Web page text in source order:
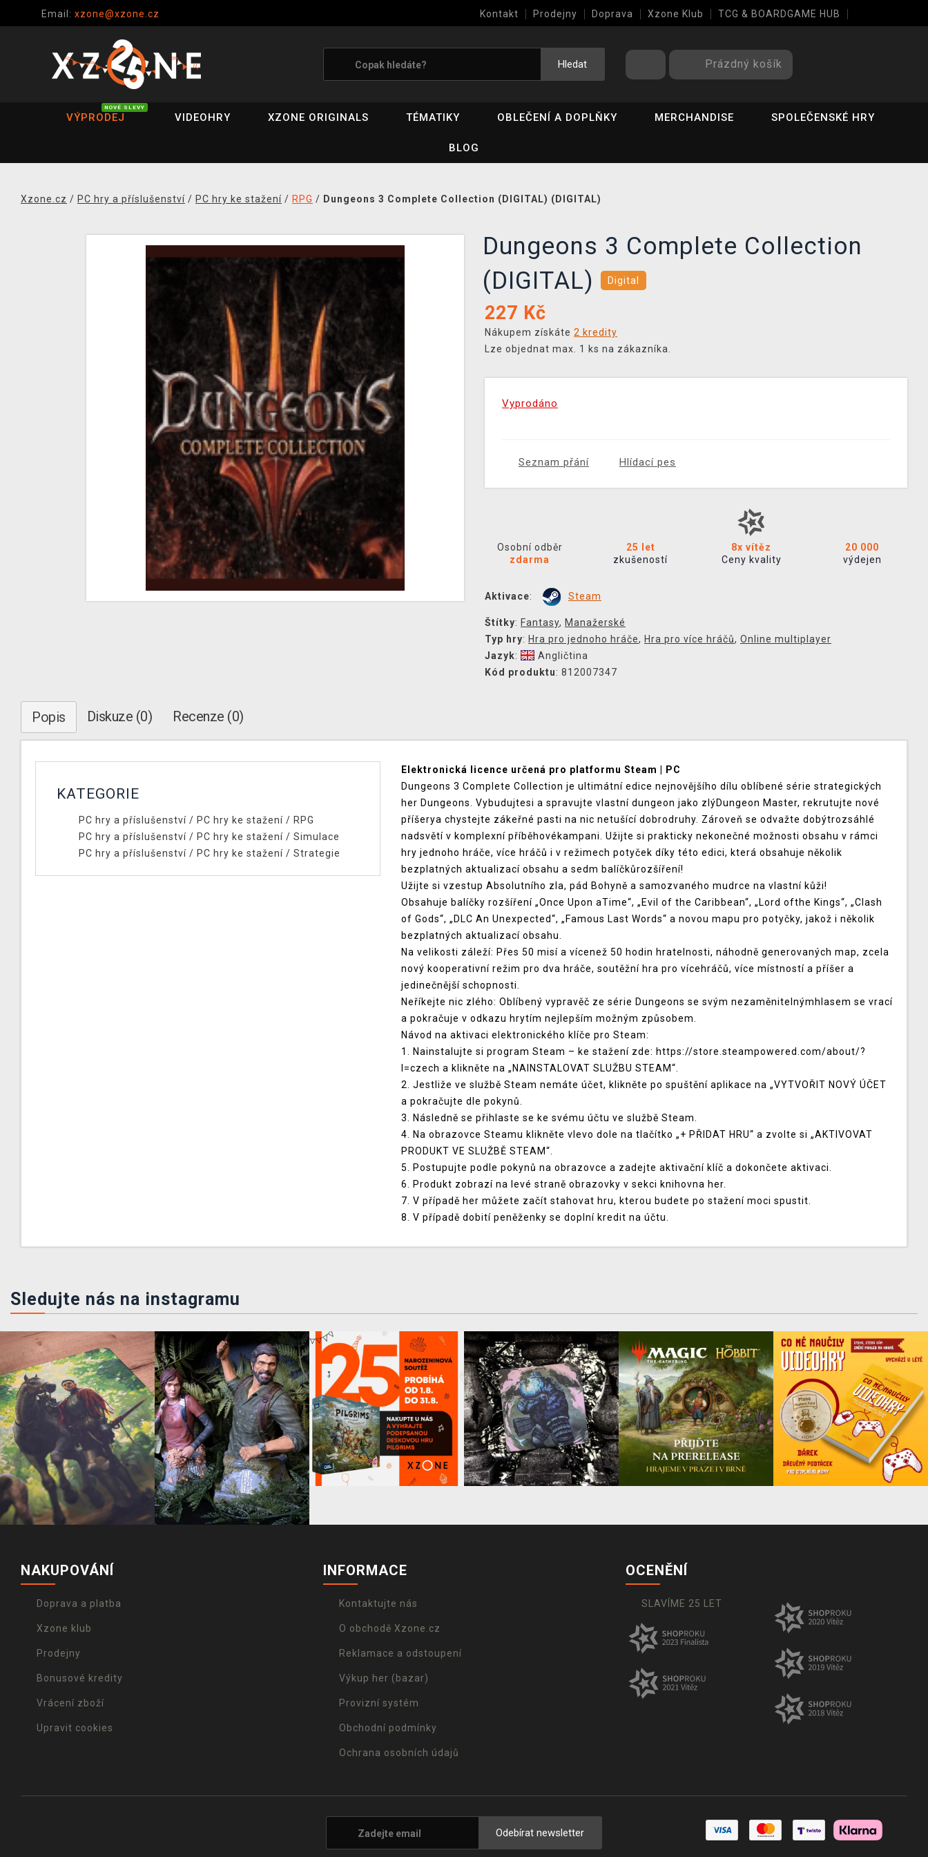
Email: xzone@xzone.cz Kontakt Prodejny Doprava Xzone Klub TCG & BOARDGAME HUB
Hledat Prázdný košík
VÝPRODEJ
NOVÉ SLEVY
VIDEOHRY XZONE ORIGINALS TÉMATIKY OBLEČENÍ A DOPLŇKY MERCHANDISE SPOLEČENSKÉ HRY
BLOG
Xzone.cz / PC hry a příslušenství / PC hry ke stažení / RPG / Dungeons 3 Complete Collection (DIGITAL) (DIGITAL)
Dungeons 3 Complete Collection
(DIGITAL)
Digital
227 Kč
Nákupem získáte 2 kredity
Lze objednat max. 1 ks na zákazníka.
Vyprodáno
Seznam přání Hlídací pes
Osobní odběr
zdarma
25 let
zkušeností
8x vítěz
Ceny kvality
20 000
výdejen
Aktivace: Steam
Štítky: Fantasy, Manažerské
Typ hry: Hra pro jednoho hráče, Hra pro více hráčů, Online multiplayer
Jazyk:
Angličtina
Kód produktu: 812007347
Popis Diskuze (0) Recenze (0)
KATEGORIE
PC hry a příslušenství/ PC hry ke stažení/ RPG
PC hry a příslušenství/ PC hry ke stažení/ Simulace
PC hry a příslušenství/ PC hry ke stažení/ Strategie
Elektronická licence určená pro platformu Steam | PC
Dungeons 3 Complete Collection je ultimátní edice nejnovějšího dílu oblíbené série strategických
her Dungeons. Vybudujtesi a spravujte vlastní dungeon jako zlýDungeon Master, rekrutujte nové
příšerya chystejte zákeřné pasti na nic netušící dobrodruhy. Zároveň se odvažte dobýtrozsáhlé
nadsvětí v komplexní příběhovékampani. Užijte si prakticky nekonečné možnosti obsahu v rámci
hry jednoho hráče, více hráčů i v režimech potyček díky této edici, která obsahuje několik
bezplatných aktualizací obsahu a sedm balíčkůrozšíření!
Užijte si vzestup Absolutního zla, pád Bohyně a samozvaného mudrce na vlastní kůži!
Obsahuje balíčky rozšíření „Once Upon aTime“, „Evil of the Caribbean“, „Lord ofthe Kings“, „Clash
of Gods“, „DLC An Unexpected“, „Famous Last Words“ a novou mapu pro potyčky, jakož i několik
bezplatných aktualizací obsahu.
Na velikosti záleží: Přes 50 misí a vícenež 50 hodin hratelnosti, náhodně generovaných map, zcela
nový kooperativní režim pro dva hráče, soutěžní hra pro vícehráčů, více místností a příšer a
jedinečnější schopnosti.
Neříkejte nic zlého: Oblíbený vypravěč ze série Dungeons se svým nezaměnitelnýmhlasem se vrací
a pokračuje v odkazu hrytím nejlepším možným způsobem.
Návod na aktivaci elektronického klíče pro Steam:
1. Nainstalujte si program Steam – ke stažení zde: https://store.steampowered.com/about/?
l=czech a klikněte na „NAINSTALOVAT SLUŽBU STEAM“.
2. Jestliže ve službě Steam nemáte účet, klikněte po spuštění aplikace na „VYTVOŘIT NOVÝ ÚČET
a pokračujte dle pokynů.
3. Následně se přihlaste se ke svému účtu ve službě Steam.
4. Na obrazovce Steamu klikněte vlevo dole na tlačítko „+ PŘIDAT HRU“ a zvolte si „AKTIVOVAT
PRODUKT VE SLUŽBĚ STEAM“.
5. Postupujte podle pokynů na obrazovce a zadejte aktivační klíč a dokončete aktivaci.
6. Produkt zobrazí na levé straně obrazovky v sekci knihovna her.
7. V případě her můžete začít stahovat hru, kterou budete po stažení moci spustit.
8. V případě dobití peněženky se doplní kredit na účtu.
Sledujte nás na instagramu
NAKUPOVÁNÍ
Doprava a platba
Xzone klub
Prodejny
Bonusové kredity
Vrácení zboží
Upravit cookies
INFORMACE
Kontaktujte nás
O obchodě Xzone.cz
Reklamace a odstoupení
Výkup her (bazar)
Provizní systém
Obchodní podmínky
Ochrana osobních údajů
OCENĚNÍ
SLAVÍME 25 LET
Odebírat newsletter